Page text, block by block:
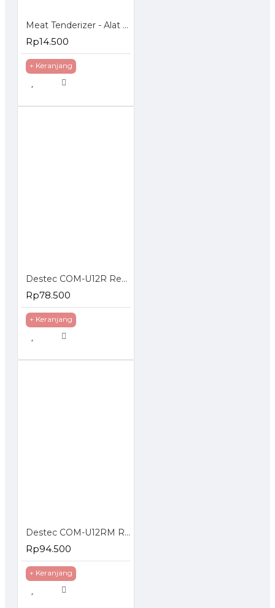
Meat Tenderizer - Alat Pelunak Daging
Rp14.500
+ Keranjang
Destec COM-U12R Regulator Gas dengan Pengaman Ganda
Rp78.500
+ Keranjang
Destec COM-U12RM Regulator Gas dengan Meteran
Rp94.500
+ Keranjang